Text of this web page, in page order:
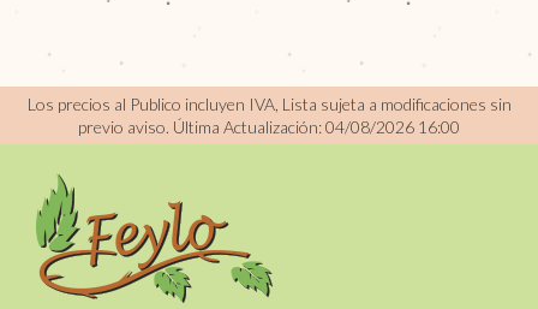
Los precios al Publico incluyen IVA, Lista sujeta a modificaciones sin
previo aviso. Última Actualización: 04/08/2026 16:00